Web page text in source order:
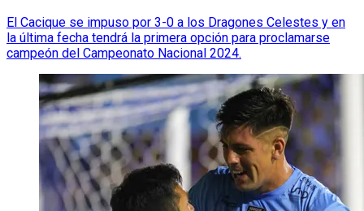
El Cacique se impuso por 3-0 a los Dragones Celestes y en
la última fecha tendrá la primera opción para proclamarse
campeón del Campeonato Nacional 2024.